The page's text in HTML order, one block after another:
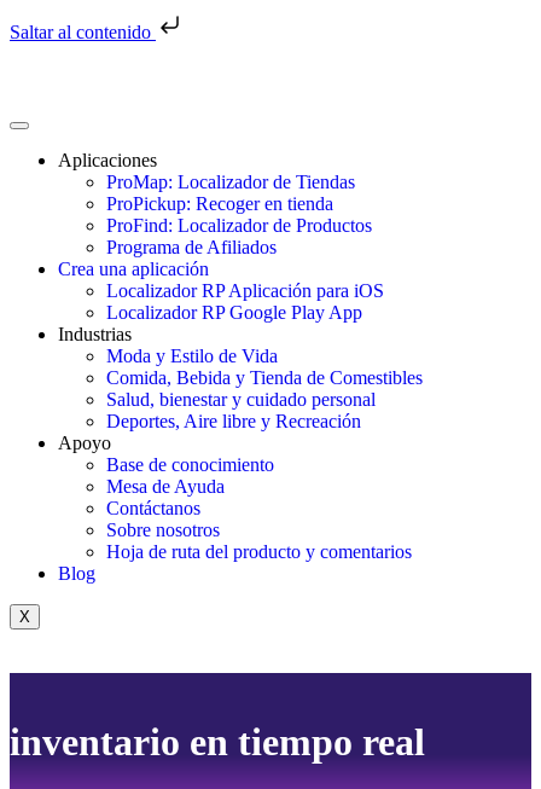
Saltar al contenido
Aplicaciones
ProMap: Localizador de Tiendas
ProPickup: Recoger en tienda
ProFind: Localizador de Productos
Programa de Afiliados
Crea una aplicación
Localizador RP Aplicación para iOS
Localizador RP Google Play App
Industrias
Moda y Estilo de Vida
Comida, Bebida y Tienda de Comestibles
Salud, bienestar y cuidado personal
Deportes, Aire libre y Recreación
Apoyo
Base de conocimiento
Mesa de Ayuda
Contáctanos
Sobre nosotros
Hoja de ruta del producto y comentarios
Blog
X
inventario en tiempo real